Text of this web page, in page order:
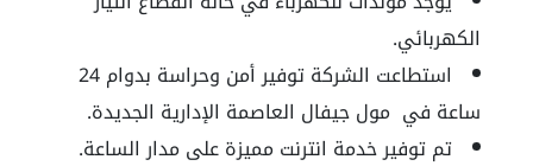
الكهربائي.
استطاعت الشركة توفير أمن وحراسة بدوام 24
ساعة في مول جيفال العاصمة الإدارية الجديدة.
تم توفير خدمة انترنت مميزة على مدار الساعة.